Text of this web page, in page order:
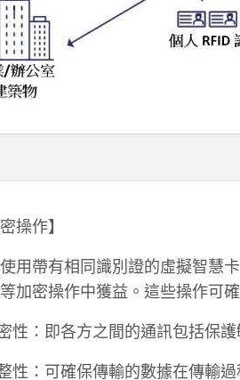
操作】
用帶有相同識別證的虛擬智慧
加密操作中獲益。這些操作可確
性：即各方之間的通訊包括保
性：可確保傳輸的數據在傳輸過